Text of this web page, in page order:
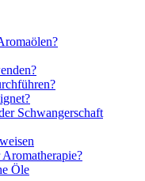
Schwangerschaft
Öle